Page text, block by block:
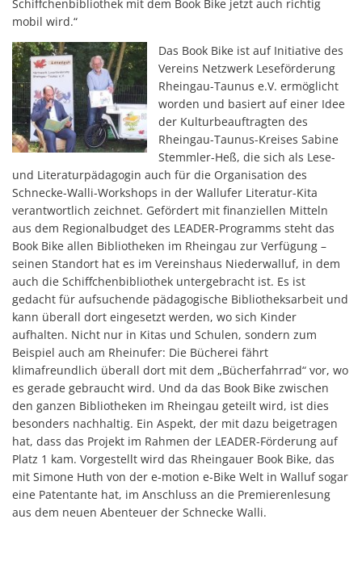
Schiffchenbibliothek mit dem Book Bike jetzt auch richtig
mobil wird.“
Das Book Bike ist auf Initiative des
Vereins Netzwerk Leseförderung
Rheingau-Taunus e.V. ermöglicht
worden und basiert auf einer Idee
der Kulturbeauftragten des
Rheingau-Taunus-Kreises Sabine
Stemmler-Heß, die sich als Lese-
und Literaturpädagogin auch für die Organisation des
Schnecke-Walli-Workshops in der Wallufer Literatur-Kita
verantwortlich zeichnet. Gefördert mit finanziellen Mitteln
aus dem Regionalbudget des LEADER-Programms steht das
Book Bike allen Bibliotheken im Rheingau zur Verfügung –
seinen Standort hat es im Vereinshaus Niederwalluf, in dem
auch die Schiffchenbibliothek untergebracht ist. Es ist
gedacht für aufsuchende pädagogische Bibliotheksarbeit und
kann überall dort eingesetzt werden, wo sich Kinder
aufhalten. Nicht nur in Kitas und Schulen, sondern zum
Beispiel auch am Rheinufer: Die Bücherei fährt
klimafreundlich überall dort mit dem „Bücherfahrrad“ vor, wo
es gerade gebraucht wird. Und da das Book Bike zwischen
den ganzen Bibliotheken im Rheingau geteilt wird, ist dies
besonders nachhaltig. Ein Aspekt, der mit dazu beigetragen
hat, dass das Projekt im Rahmen der LEADER-Förderung auf
Platz 1 kam. Vorgestellt wird das Rheingauer Book Bike, das
mit Simone Huth von der e-motion e-Bike Welt in Walluf sogar
eine Patentante hat, im Anschluss an die Premierenlesung
aus dem neuen Abenteuer der Schnecke Walli.